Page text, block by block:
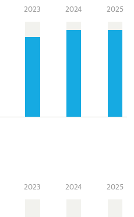
2023 2024 2025
2023 2024 2025